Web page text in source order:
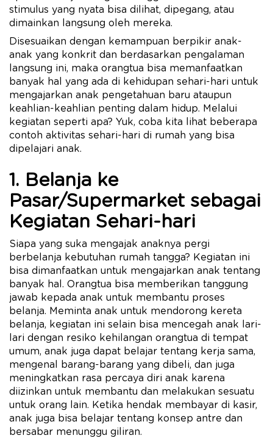
stimulus yang nyata bisa dilihat, dipegang, atau
dimainkan langsung oleh mereka.
Disesuaikan dengan kemampuan berpikir anak-
anak yang konkrit dan berdasarkan pengalaman
langsung ini, maka orangtua bisa memanfaatkan
banyak hal yang ada di kehidupan sehari-hari untuk
mengajarkan anak pengetahuan baru ataupun
keahlian-keahlian penting dalam hidup. Melalui
kegiatan seperti apa? Yuk, coba kita lihat beberapa
contoh aktivitas sehari-hari di rumah yang bisa
dipelajari anak.
1. Belanja ke
Pasar/Supermarket sebagai
Kegiatan Sehari-hari
Siapa yang suka mengajak anaknya pergi
berbelanja kebutuhan rumah tangga? Kegiatan ini
bisa dimanfaatkan untuk mengajarkan anak tentang
banyak hal. Orangtua bisa memberikan tanggung
jawab kepada anak untuk membantu proses
belanja. Meminta anak untuk mendorong kereta
belanja, kegiatan ini selain bisa mencegah anak lari-
lari dengan resiko kehilangan orangtua di tempat
umum, anak juga dapat belajar tentang kerja sama,
mengenal barang-barang yang dibeli, dan juga
meningkatkan rasa percaya diri anak karena
diizinkan untuk membantu dan melakukan sesuatu
untuk orang lain. Ketika hendak membayar di kasir,
anak juga bisa belajar tentang konsep antre dan
bersabar menunggu giliran.